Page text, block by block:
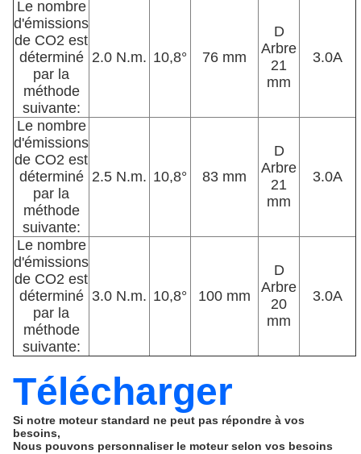
Le nombre
d'émissions
de CO2 est
déterminé
par la
méthode
suivante:
2.0 N.m. 10,8° 76 mm
D
Arbre
21
mm
3.0A
Le nombre
d'émissions
de CO2 est
déterminé
par la
méthode
suivante:
2.5 N.m. 10,8° 83 mm
D
Arbre
21
mm
3.0A
Le nombre
d'émissions
de CO2 est
déterminé
par la
méthode
suivante:
3.0 N.m. 10,8° 100 mm
D
Arbre
20
mm
3.0A
Télécharger
Si notre moteur standard ne peut pas répondre à vos
besoins,
Nous pouvons personnaliser le moteur selon vos besoins